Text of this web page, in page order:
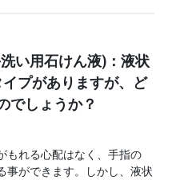
い用石けん液)：液状
プがありますが、ど
でしょうか？
もれる心配はなく、手指の
事ができます。しかし、液状